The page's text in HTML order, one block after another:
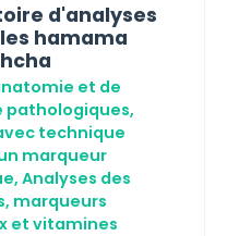
d'analyses
hamama
et de
pathologiques,
technique
marqueur
Analyses des
marqueurs
et vitamines